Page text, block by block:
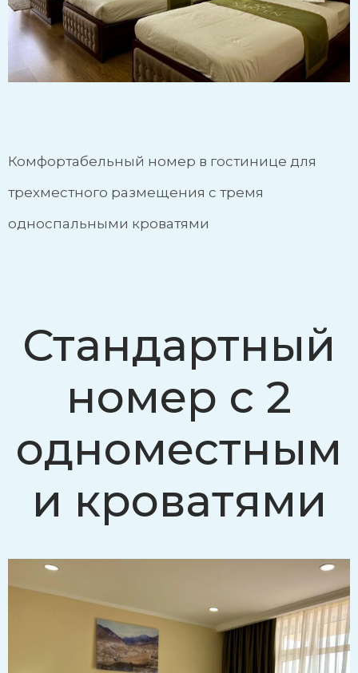
Комфортабельный номер в гостинице для
трехместного размещения с тремя
односпальными кроватями
Стандартный
номер с 2
одноместным
и кроватями